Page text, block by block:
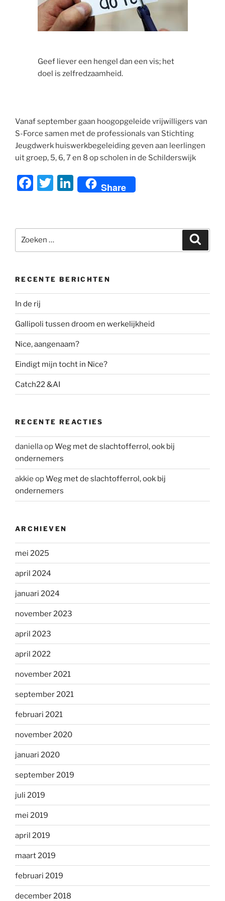
Geef liever een hengel dan een vis; het
doel is zelfredzaamheid.
Vanaf september gaan hoogopgeleide vrijwilligers van
S-Force samen met de professionals van Stichting
Jeugdwerk huiswerkbegeleiding geven aan leerlingen
uit groep, 5, 6, 7 en 8 op scholen in de Schilderswijk
F
e
b
o
k
T
er
Li
n
e
dI
Share
naar:
RECENTE BERICHTEN
In de rij
Gallipoli tussen droom en werkelijkheid
Nice, aangenaam?
Eindigt mijn tocht in Nice?
Catch22 &AI
RECENTE REACTIES
daniellaopWeg met de slachtofferrol, ook bij
ondernemers
akkie opWeg met de slachtofferrol, ook bij
ondernemers
ARCHIEVEN
mei 2025
april 2024
januari 2024
november 2023
april 2023
april 2022
november 2021
september 2021
februari 2021
november 2020
januari 2020
september 2019
juli 2019
mei 2019
april 2019
maart 2019
februari 2019
december 2018